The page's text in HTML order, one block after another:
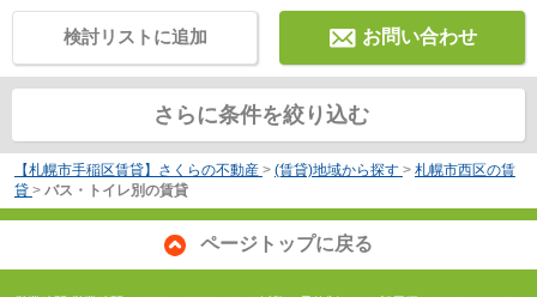
お問い合わせ
検討リストに追加
さらに条件を絞り込む
【札幌市手稲区賃貸】さくらの不動産 > (賃貸)地域から探す > 札幌市西区の賃
貸 > バス・トイレ別の賃貸
ページトップに戻る